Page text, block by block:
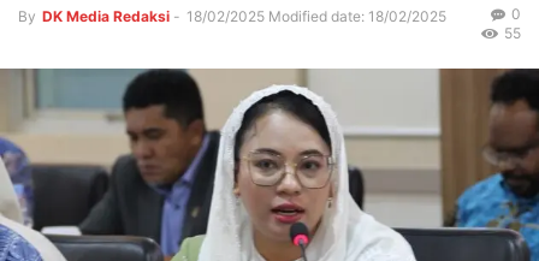
By DK Media Redaksi - 18/02/2025 Modified date: 18/02/2025
0
55